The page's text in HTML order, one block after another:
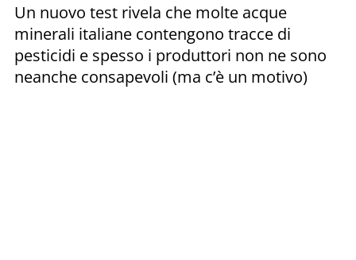
Un nuovo test rivela che molte acque
minerali italiane contengono tracce di
pesticidi e spesso i produttori non ne sono
neanche consapevoli (ma c’è un motivo)